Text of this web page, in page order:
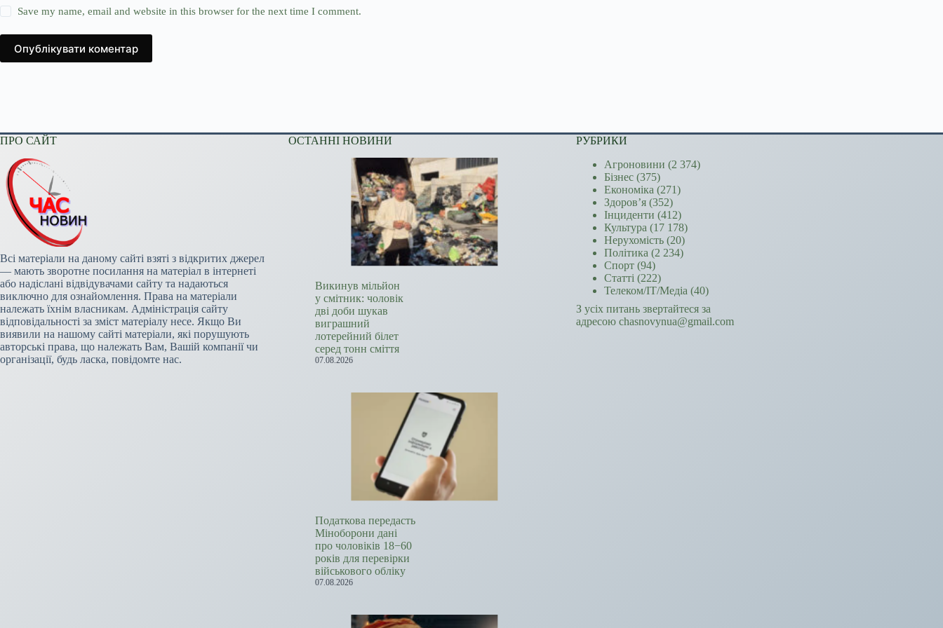
Save my name, email and website in this browser for the next time I comment.
Опублікувати коментар
ПРО САЙТ
Всі матеріали на даному сайті взяті з відкритих джерел
— мають зворотне посилання на матеріал в інтернеті
або надіслані відвідувачами сайту та надаються
виключно для ознайомлення. Права на матеріали
належать їхнім власникам. Адміністрація сайту
відповідальності за зміст матеріалу несе. Якщо Ви
виявили на нашому сайті матеріали, які порушують
авторські права, що належать Вам, Вашій компанії чи
організації, будь ласка, повідомте нас.
ОСТАННІ НОВИНИ
Викинув мільйон
у смітник: чоловік
дві доби шукав
виграшний
лотерейний білет
серед тонн сміття
07.08.2026
Податкова передасть
Міноборони дані
про чоловіків 18−60
років для перевірки
військового обліку
07.08.2026
РУБРИКИ
Агроновини (2 374)
Бізнес (375)
Економіка (271)
Здоров’я (352)
Інциденти (412)
Культура (17 178)
Нерухомість (20)
Політика (2 234)
Спорт (94)
Статті (222)
Телеком/ІТ/Медіа (40)
З усіх питань звертайтеся за
адресою chasnovynua@gmail.com